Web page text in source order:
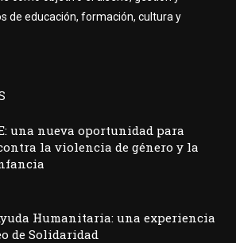
de educación, formación, cultura y
una nueva oportunidad para
la violencia de género y la
Humanitaria: una experiencia
de Solidaridad